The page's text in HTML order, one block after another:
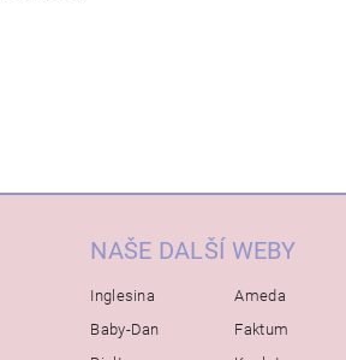
NAŠE DALŠÍ WEBY
Inglesina
Baby-Dan
Ameda
Faktum